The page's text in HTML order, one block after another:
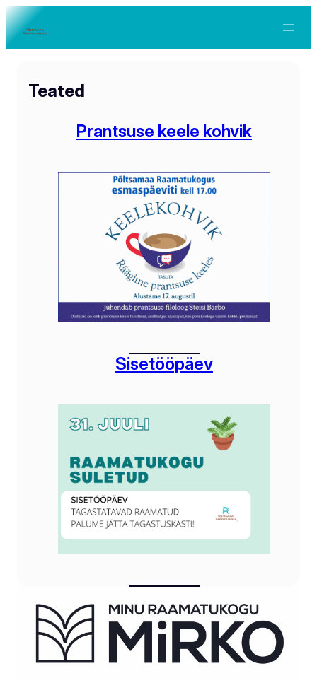
Teated
Prantsuse keele kohvik
Sisetööpäev